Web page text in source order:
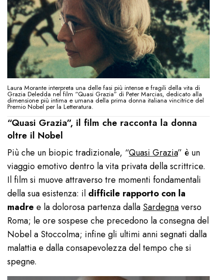
Laura Morante interpreta una delle fasi più intense e fragili della vita di
Grazia Deledda nel film “Quasi Grazia” di Peter Marcias, dedicato alla
dimensione più intima e umana della prima donna italiana vincitrice del
Premio Nobel per la Letteratura.
“Quasi Grazia”, il film che racconta la donna
oltre il Nobel
Più che un biopic tradizionale, “Quasi Grazia” è un
viaggio emotivo dentro la vita privata della scrittrice.
Il film si muove attraverso tre momenti fondamentali
della sua esistenza: il difficile rapporto con la
madre e la dolorosa partenza dalla Sardegnaverso
Roma; le ore sospese che precedono la consegna del
Nobel a Stoccolma; infine gli ultimi anni segnati dalla
malattia e dalla consapevolezza del tempo che si
spegne.